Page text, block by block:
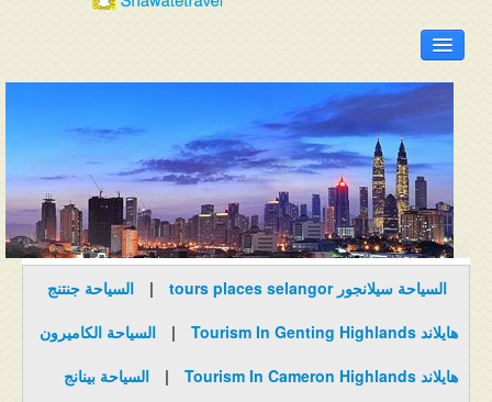
الرئيسية
المنتدى
دليل ماليزيا
فنادق ماليزيا
الاماكن السياحية ماليزيا
عروض السياحة ماليزيا
مواصلات ماليزيا
السياحة سيلانجور tours places selangor |
السياحة جنتنج
هايلاند Tourism In Genting Highlands
|
السياحة الكاميرون
هايلاند Tourism In Cameron Highlands
|
السياحة بينانج